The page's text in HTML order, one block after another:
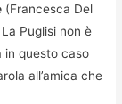
(Francesca Del
Puglisi non è
in questo caso
all’amica che